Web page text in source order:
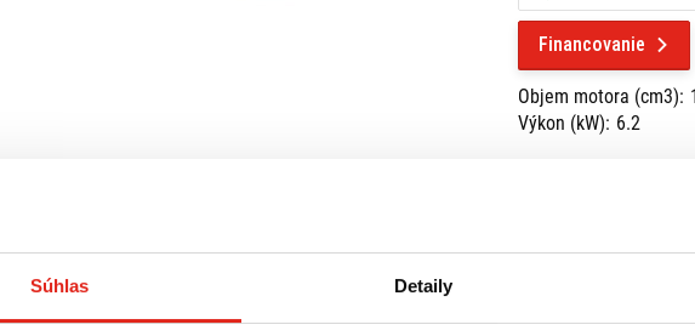
Súhlas Detaily
Financovanie
Objem motora (cm3):
Výkon (kW): 6.2